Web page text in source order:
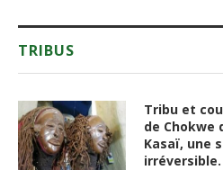
TRIBUS
Tribu et
de Chokwe
Kasaï, une
irréversible.